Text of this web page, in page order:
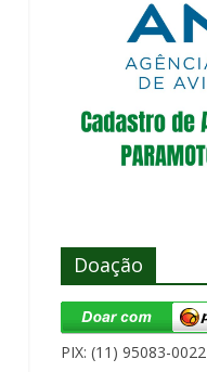
Doação
PIX: (11) 95083-0022